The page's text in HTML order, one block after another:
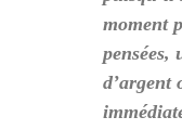
moment
pensées,
d’argent